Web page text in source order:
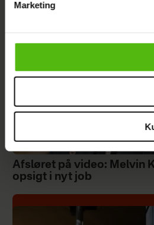
Marketing
Afsløret på video: Melvin
opsigt i nyt job